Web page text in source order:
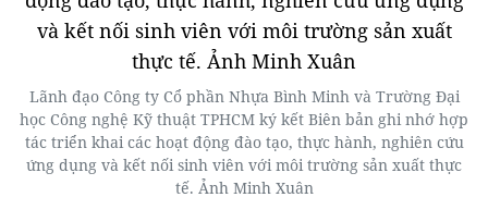
Lãnh đạo Công ty Cổ phần Nhựa Bình Minh và Trường Đại
học Công nghệ Kỹ thuật TPHCM ký kết Biên bản ghi nhớ hợp
tác triển khai các hoạt động đào tạo, thực hành, nghiên cứu
ứng dụng và kết nối sinh viên với môi trường sản xuất thực
tế. Ảnh Minh Xuân